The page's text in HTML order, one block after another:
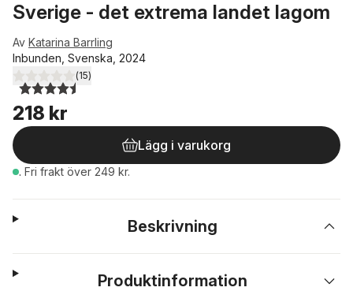
Sverige - det extrema landet lagom
Av Katarina Barrling
Inbunden, Svenska, 2024
4,5utav 5 stjärnor. Totalt antal röster:
(15)
218 kr
Lägg i varukorg
. Fri frakt över 249 kr.
Beskrivning
Produktinformation